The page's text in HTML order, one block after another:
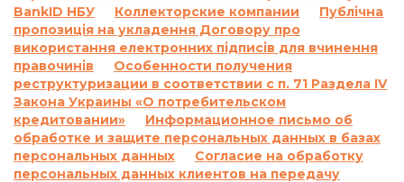
денежного обязательства по уплате процентов
за пользование Кредитом и/или Комиссии и/
или суммы Кредита в определенные
Договором сроки, на основании положений
части 2 статьи 625 Гражданского кодекса
Украины Кредитодатель имеет право
требовать, а Заемщик обязан уплатить
Кредитодателю сумму задолженности с учетом
BankID НБУ
Коллекторские компании
Публічна
пропозиція на укладення Договору про
використання електронних підписів для вчинення
правочинів
Особенности получения
реструктуризации в соответствии с п. 71 Раздела IV
Закона Украины «О потребительском
кредитовании»
Информационное письмо об
обработке и защите персональных данных в базах
персональных данных
Согласие на обработку
персональных данных клиентов на передачу